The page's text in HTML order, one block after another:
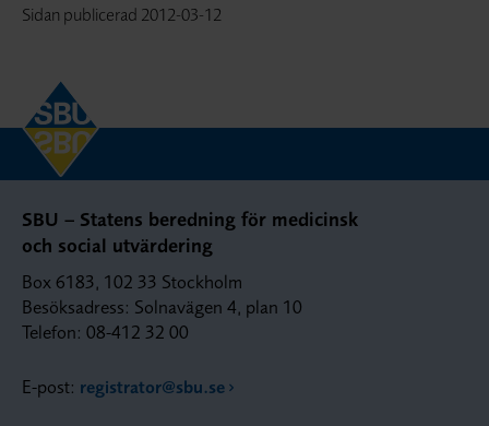
Sidan publicerad 2012-03-12
SBU – Statens beredning för medicinsk
och social utvärdering
Box 6183, 102 33 Stockholm
Besöksadress: Solnavägen 4, plan 10
Telefon: 08-412 32 00
E-post: registrator@sbu.se